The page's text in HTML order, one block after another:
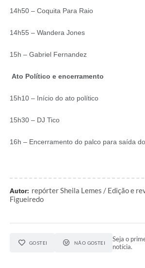
14h50 – Coquita Para Raio
14h55 – Wandera Jones
15h – Gabriel Fernandez
Ato Político e encerramento
15h10 – Início do ato político
15h30 – DJ Tico
16h – Encerramento do palco para saída
Autor: repórter Sheila Lemes / Edição e
Figueiredo
GOSTEI NÃO GOSTEI
Seja o
notícia.